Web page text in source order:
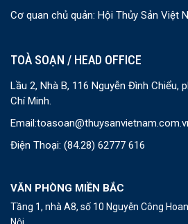
Cơ quan chủ quản: Hội Thủy Sản Việt
TOÀ SOẠN / HEAD OFFICE
Lầu 2, Nhà B, 116 Nguyễn Đình Chiểu,
Chí Minh.
Email:
Điện Thoại: (84.28) 62777 616
VĂN PHÒNG MIỀN BẮC
Tầng 1, nhà A8, số 10 Nguyễn Công